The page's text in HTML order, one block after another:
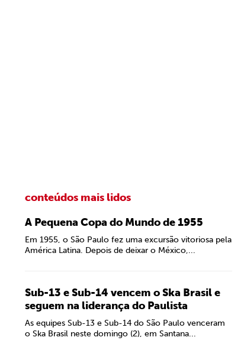
conteúdos mais lidos
A Pequena Copa do Mundo de 1955
Em 1955, o São Paulo fez uma excursão vitoriosa pela
América Latina. Depois de deixar o México,...
Sub-13 e Sub-14 vencem o Ska Brasil e
seguem na liderança do Paulista
As equipes Sub-13 e Sub-14 do São Paulo venceram
o Ska Brasil neste domingo (2), em Santana...